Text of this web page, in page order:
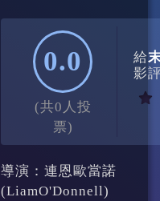
0.0
(共0人投
票)
給
影
導演：連恩歐當諾
(LiamO'Donnell)